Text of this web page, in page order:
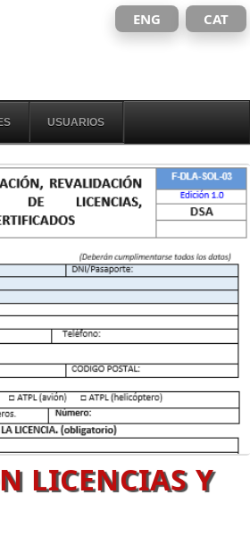
ENG CAT
USUARIOS
LICENCIAS Y